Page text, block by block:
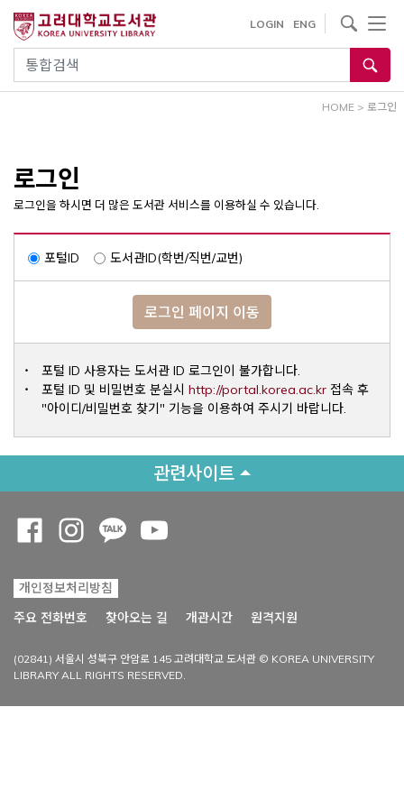
건
통합검색
LOGIN ENG
사이트내 검색
HOME > 로그인
로그인
로그인을 하시면 더 많은 도서관 서비스를 이용하실 수 있습니다.
포털ID 도서관ID(학번/직번/교번)
로그인 페이지 이동
포털 ID 사용자는 도서관 ID 로그인이 불가합니다.
포털 ID 및 비밀번호 분실시 http://portal.korea.ac.krOpens a
접속 후
"아이디/비밀번호 찾기" 기능을 이용하여 주시기 바랍니다.
관련사이트
개인정보처리방침
주요 전화번호
찾아오는 길 개관시간 원격지원
(02841) 서울시 성북구 안암로 145 고려대학교 도서관 © KOREA UNIVERSITY
LIBRARY ALL RIGHTS RESERVED.
Opens a new window
Opens a new window
Opens a new window